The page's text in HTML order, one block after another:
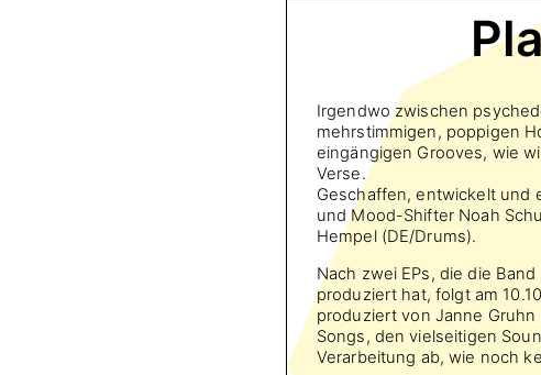
Irgendwo zwischen
mehrstimmigen, poppigen
eingängigen Grooves, wie
Verse.
Geschaffen, entwickelt und
und Mood-Shifter Noah
Hempel (DE/Drums).
Nach zwei EPs, die die
produziert hat, folgt am
produziert von Janne
Songs, den vielseitigen
Verarbeitung ab, wie noch